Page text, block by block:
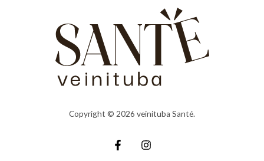
Copyright © 2026 veinituba Santé.